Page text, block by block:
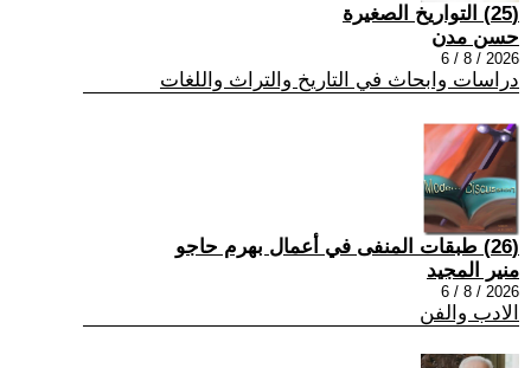
(25) التواريخ الصغيرة
حسن مدن
2026 / 8 / 6
دراسات وابحاث في التاريخ والتراث واللغات
(26) طبقات المنفى في أعمال بهرم حاجو
منير المجيد
2026 / 8 / 6
الادب والفن